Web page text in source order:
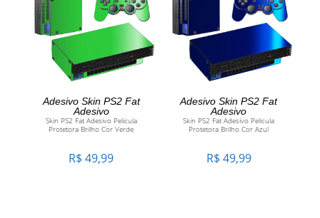
ADICIONAR AO CARRINHO
Adesivo Skin PS2 Fat
Adesivo
Skin PS2 Fat Adesivo Pelicula
Protetora Brilho Cor Verde
R$ 49,99
ADICIONAR AO CARRINHO
Adesivo Skin PS2 Fat
Adesivo
Skin PS2 Fat Adesivo Pelicula
Protetora Brilho Cor Azul
R$ 49,99